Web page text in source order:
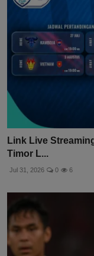
Link Live
Timor L...
Jul 31, 2026 0 6